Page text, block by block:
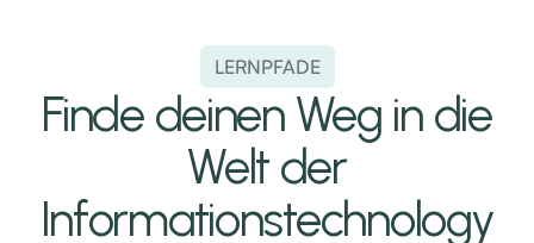
LERNPFADE
Finde deinen Weg in die
Welt der
Informationstechnology